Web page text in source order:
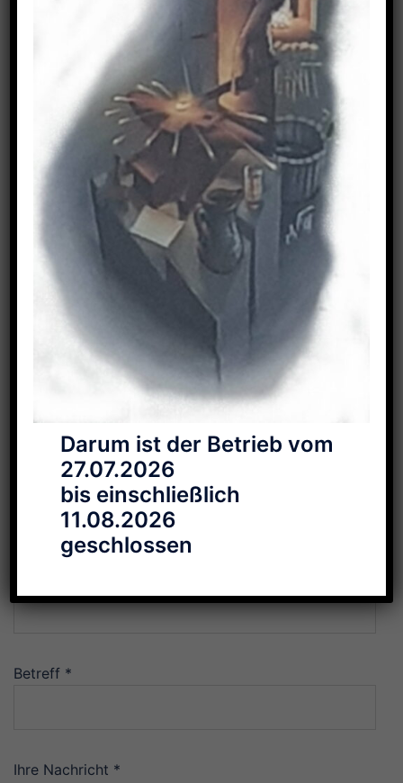
Tel.: 06162-4330
Fax.: 06162-4463
Mail: info(at)schlosserei-eisenhauer.de
Öffnungszeiten
Montag – Donnerstag
7:00 Uhr – 9:00 Uhr
9:30 Uhr – 12:30 Uhr
13:00 Uhr – 16:30 Uhr
Freitag
7:00 Uhr – 9:00 Uhr
9:30 Uhr – 13:30 Uhr
Bitte beachten Sie, dass wir auch sehr oft außer
Kontaktformular
Ihr Name *
Betreff *
Ihre Nachricht *
Darum ist der Betrieb vom
27.07.2026
bis einschließlich
11.08.2026
geschlossen